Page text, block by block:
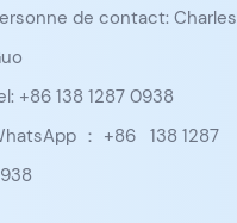
de contact: Charles
+86 138 1287 0938
： +86 138 1287